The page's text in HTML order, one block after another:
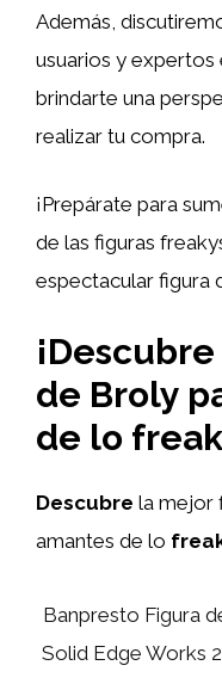
Además,
usuarios y expertos
brindarte una
realizar tu compra.
¡Prepárate para
de las figuras
espectacular figura
de Broly
de lo
Descubre la mejor
amantes de lo
Banpresto Figura
Solid Edge Works